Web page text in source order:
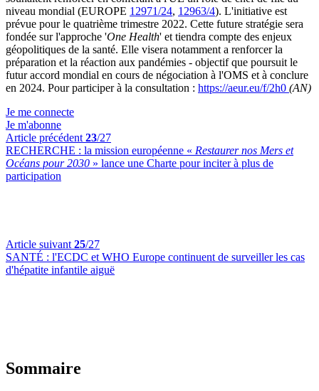
niveau mondial (EUROPE 12971/24, 12963/4). L'initiative est
prévue pour le quatrième trimestre 2022. Cette future stratégie sera
fondée sur l'approche 'One Health' et tiendra compte des enjeux
géopolitiques de la santé. Elle visera notamment a renforcer la
préparation et la réaction aux pandémies - objectif que poursuit le
futur accord mondial en cours de négociation à l'OMS et à conclure
en 2024. Pour participer à la consultation : https://aeur.eu/f/2h0 (AN)
Je me connecte
Je m'abonne
Article précédent 23/27
RECHERCHE : la mission européenne « Restaurer nos Mers et
Océans pour 2030 » lance une Charte pour inciter à plus de
participation
Article suivant 25/27
SANTÉ : l'ECDC et WHO Europe continuent de surveiller les cas
d'hépatite infantile aiguë
Sommaire